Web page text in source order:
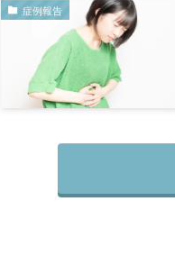
症例報告